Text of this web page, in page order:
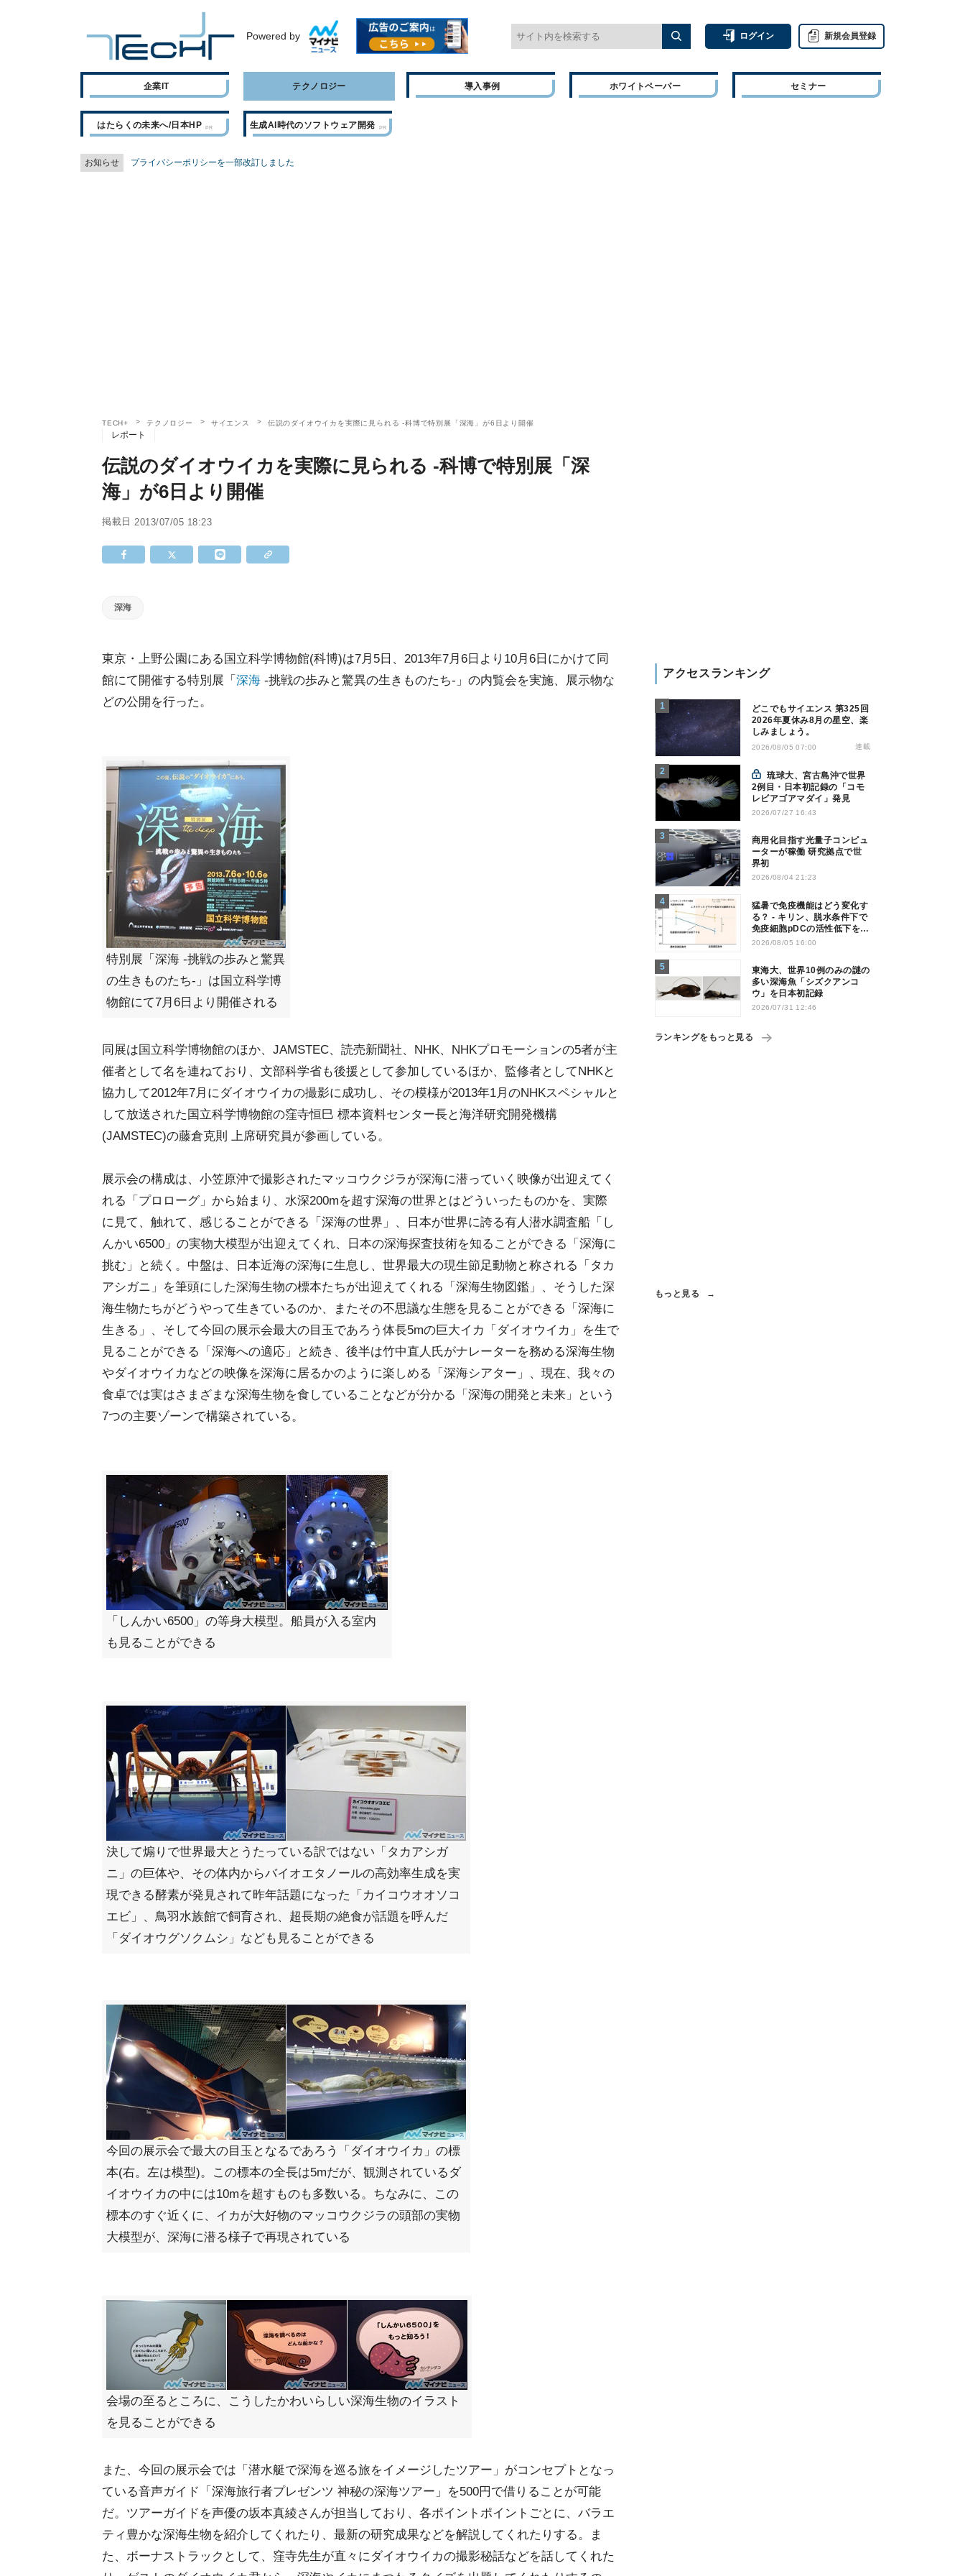
Powered by ログイン 新規会員登録
企業IT テクノロジー 導入事例 ホワイトペーパー セミナー
はたらくの未来へ/日本HP 生成AI時代のソフトウェア開発
お知らせ プライバシーポリシーを一部改訂しました
TECH+ テクノロジー サイエンス 伝説のダイオウイカを実際に見られる -科博で特別展「深海」が6日より開催
レポート
伝説のダイオウイカを実際に見られる -科博で特別展「深
海」が6日より開催
掲載日 2013/07/05 18:23
深海
東京・上野公園にある国立科学博物館(科博)は7月5日、2013年7月6日より10月6日にかけて同
館にて開催する特別展「 深海 -挑戦の歩みと驚異の生きものたち-」の内覧会を実施、展示物な
どの公開を行った。
特別展「深海 -挑戦の歩みと驚異
の生きものたち-」は国立科学博
物館にて7月6日より開催される
同展は国立科学博物館のほか、JAMSTEC、読売新聞社、NHK、NHKプロモーションの5者が主
催者として名を連ねており、文部科学省も後援として参加しているほか、監修者としてNHKと
協力して2012年7月にダイオウイカの撮影に成功し、その模様が2013年1月のNHKスペシャルと
して放送された国立科学博物館の窪寺恒巳 標本資料センター長と海洋研究開発機構
(JAMSTEC)の藤倉克則 上席研究員が参画している。
展示会の構成は、小笠原沖で撮影されたマッコウクジラが深海に潜っていく映像が出迎えてく
れる「プロローグ」から始まり、水深200mを超す深海の世界とはどういったものかを、実際
に見て、触れて、感じることができる「深海の世界」、日本が世界に誇る有人潜水調査船「し
んかい6500」の実物大模型が出迎えてくれ、日本の深海探査技術を知ることができる「深海に
挑む」と続く。中盤は、日本近海の深海に生息し、世界最大の現生節足動物と称される「タカ
アシガニ」を筆頭にした深海生物の標本たちが出迎えてくれる「深海生物図鑑」、そうした深
海生物たちがどうやって生きているのか、またその不思議な生態を見ることができる「深海に
生きる」、そして今回の展示会最大の目玉であろう体長5mの巨大イカ「ダイオウイカ」を生で
見ることができる「深海への適応」と続き、後半は竹中直人氏がナレーターを務める深海生物
やダイオウイカなどの映像を深海に居るかのように楽しめる「深海シアター」、現在、我々の
食卓では実はさまざまな深海生物を食していることなどが分かる「深海の開発と未来」という
7つの主要ゾーンで構築されている。
「しんかい6500」の等身大模型。船員が入る室内
も見ることができる
決して煽りで世界最大とうたっている訳ではない「タカアシガ
ニ」の巨体や、その体内からバイオエタノールの高効率生成を実
現できる酵素が発見されて昨年話題になった「カイコウオオソコ
エビ」、鳥羽水族館で飼育され、超長期の絶食が話題を呼んだ
「ダイオウグソクムシ」なども見ることができる
今回の展示会で最大の目玉となるであろう「ダイオウイカ」の標
本(右。左は模型)。この標本の全長は5mだが、観測されているダ
イオウイカの中には10mを超すものも多数いる。ちなみに、この
標本のすぐ近くに、イカが大好物のマッコウクジラの頭部の実物
大模型が、深海に潜る様子で再現されている
会場の至るところに、こうしたかわいらしい深海生物のイラスト
を見ることができる
また、今回の展示会では「潜水艇で深海を巡る旅をイメージしたツアー」がコンセプトとなっ
ている音声ガイド「深海旅行者プレゼンツ 神秘の深海ツアー」を500円で借りることが可能
だ。ツアーガイドを声優の坂本真綾さんが担当しており、各ポイントポイントごとに、バラエ
ティ豊かな深海生物を紹介してくれたり、最新の研究成果などを解説してくれたりする。ま
た、ボーナストラックとして、窪寺先生が直々にダイオウイカの撮影秘話などを話してくれた
アクセスランキング
どこでもサイエンス 第325回
2026年夏休み8月の星空、楽
しみましょう。
2026/08/05 07:00 連載
琉球大、宮古島沖で世界
2例目・日本初記録の「コモ
レビアゴアマダイ」発見
2026/07/27 16:43
商用化目指す光量子コンピュ
ーターが稼働 研究拠点で世
界初
2026/08/04 21:23
猛暑で免疫機能はどう変化す
る？ - キリン、脱水条件下で
免疫細胞pDCの活性低下を確
認
2026/08/05 16:00
東海大、世界10例のみの謎の
多い深海魚「シズクアンコ
ウ」を日本初記録
2026/07/31 12:46
ランキングをもっと見る
もっと見る